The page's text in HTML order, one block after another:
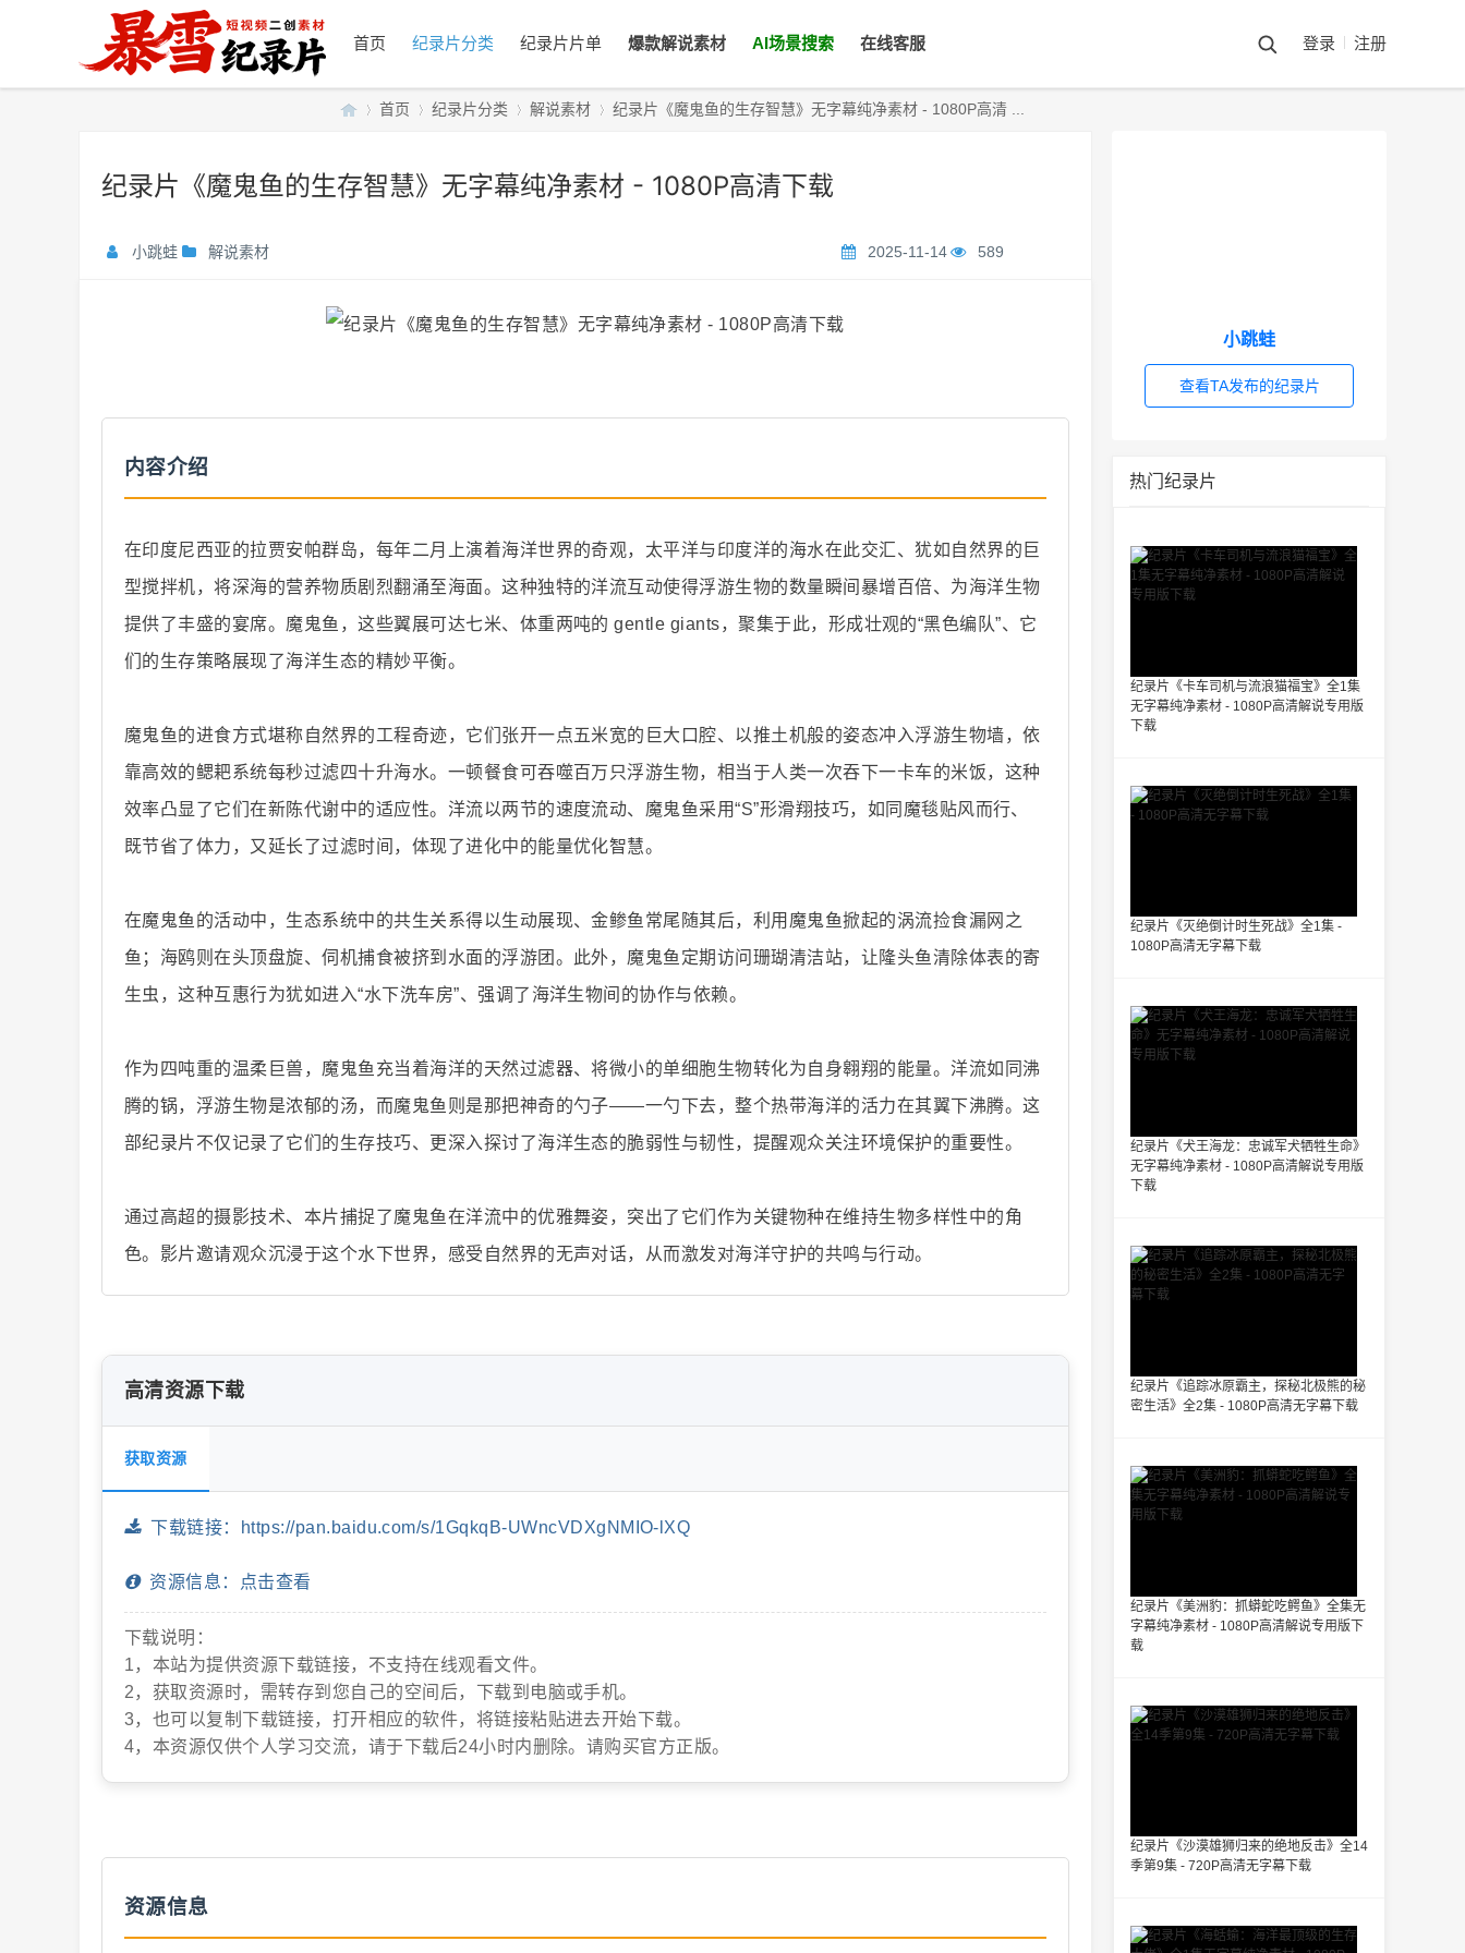
首页 纪录片分类 纪录片片单 爆款解说素材 AI场景搜索 在线客服 登录 注册
暴
雪
录
片
-
音
首页
›
纪录片分类
›
解说素材
›
纪录片《魔鬼鱼的生存智慧》无字幕纯净素材 - 1080P高清 ...
纪录片《魔鬼鱼的生存智慧》无字幕纯净素材 - 1080P高清下载
小跳蛙 解说素材 2025-11-14 589
内容介绍
在印度尼西亚的拉贾安帕群岛，每年二月上演着海洋世界的奇观，太平洋与印度洋的海水在此交汇、犹如自然界的巨
型搅拌机，将深海的营养物质剧烈翻涌至海面。这种独特的洋流互动使得浮游生物的数量瞬间暴增百倍、为海洋生物
提供了丰盛的宴席。魔鬼鱼，这些翼展可达七米、体重两吨的 gentle giants，聚集于此，形成壮观的“黑色编队”、它
们的生存策略展现了海洋生态的精妙平衡。
魔鬼鱼的进食方式堪称自然界的工程奇迹，它们张开一点五米宽的巨大口腔、以推土机般的姿态冲入浮游生物墙，依
靠高效的鳃耙系统每秒过滤四十升海水。一顿餐食可吞噬百万只浮游生物，相当于人类一次吞下一卡车的米饭，这种
效率凸显了它们在新陈代谢中的适应性。洋流以两节的速度流动、魔鬼鱼采用“S”形滑翔技巧，如同魔毯贴风而行、
既节省了体力，又延长了过滤时间，体现了进化中的能量优化智慧。
在魔鬼鱼的活动中，生态系统中的共生关系得以生动展现、金鲹鱼常尾随其后，利用魔鬼鱼掀起的涡流捡食漏网之
鱼；海鸥则在头顶盘旋、伺机捕食被挤到水面的浮游团。此外，魔鬼鱼定期访问珊瑚清洁站，让隆头鱼清除体表的寄
生虫，这种互惠行为犹如进入“水下洗车房”、强调了海洋生物间的协作与依赖。
作为四吨重的温柔巨兽，魔鬼鱼充当着海洋的天然过滤器、将微小的单细胞生物转化为自身翱翔的能量。洋流如同沸
腾的锅，浮游生物是浓郁的汤，而魔鬼鱼则是那把神奇的勺子——一勺下去，整个热带海洋的活力在其翼下沸腾。这
部纪录片不仅记录了它们的生存技巧、更深入探讨了海洋生态的脆弱性与韧性，提醒观众关注环境保护的重要性。
通过高超的摄影技术、本片捕捉了魔鬼鱼在洋流中的优雅舞姿，突出了它们作为关键物种在维持生物多样性中的角
色。影片邀请观众沉浸于这个水下世界，感受自然界的无声对话，从而激发对海洋守护的共鸣与行动。
高清资源下载
获取资源
下载链接：https://pan.baidu.com/s/1GqkqB-UWncVDXgNMIO-lXQ
资源信息：点击查看
下载说明：
1，本站为提供资源下载链接，不支持在线观看文件。
2，获取资源时，需转存到您自己的空间后，下载到电脑或手机。
3，也可以复制下载链接，打开相应的软件，将链接粘贴进去开始下载。
4，本资源仅供个人学习交流，请于下载后24小时内删除。请购买官方正版。
资源信息
小跳蛙
查看TA发布的纪录片
热门纪录片
纪录片《卡车司机与流浪猫福宝》全1集
无字幕纯净素材 - 1080P高清解说专用版
下载
纪录片《灭绝倒计时生死战》全1集 -
1080P高清无字幕下载
纪录片《犬王海龙：忠诚军犬牺牲生命》
无字幕纯净素材 - 1080P高清解说专用版
下载
纪录片《追踪冰原霸主，探秘北极熊的秘
密生活》全2集 - 1080P高清无字幕下载
纪录片《美洲豹：抓蟒蛇吃鳄鱼》全集无
字幕纯净素材 - 1080P高清解说专用版下
载
纪录片《沙漠雄狮归来的绝地反击》全14
季第9集 - 720P高清无字幕下载